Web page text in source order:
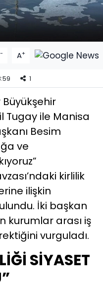
- A+
1
Büyükşehir
Tugay ile Manisa
Besim
ve
kirlilik
ilişkin
İki başkan
kurumlar arası iş
vurguladı.
SİYASET